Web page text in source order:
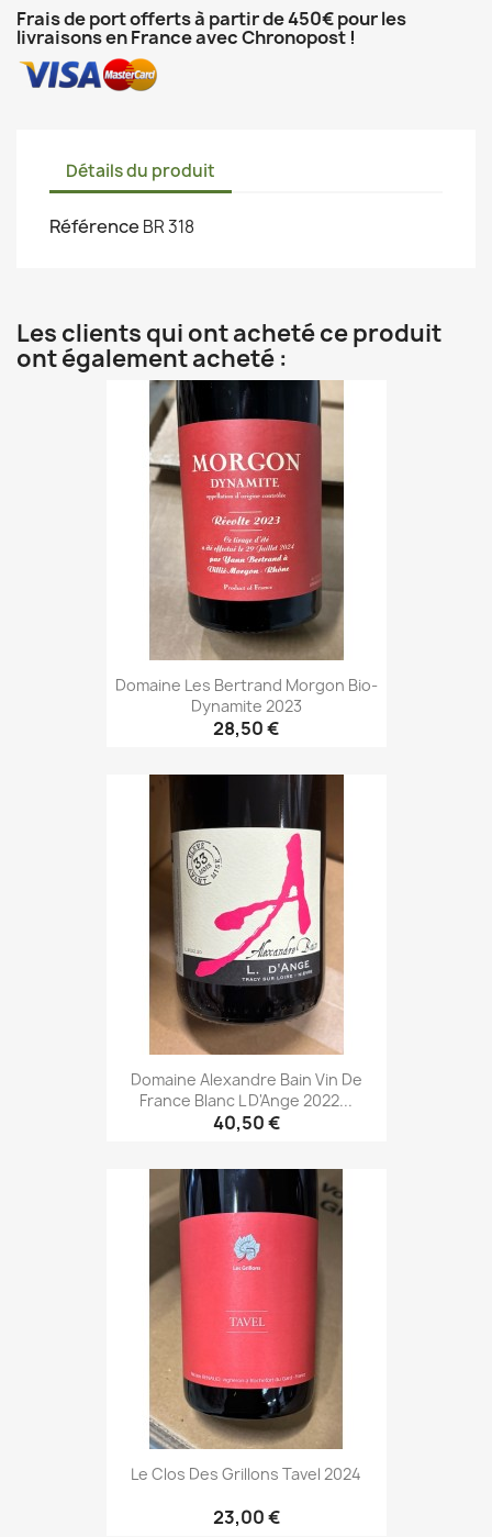
Frais de port offerts à partir de 450€ pour les
livraisons en France avec Chronopost !
Détails du produit
Référence BR 318
Les clients qui ont acheté ce produit
ont également acheté :
Domaine Les Bertrand Morgon Bio-
Dynamite 2023
28,50 €
Domaine Alexandre Bain Vin De
France Blanc L D'Ange 2022...
40,50 €
Le Clos Des Grillons Tavel 2024
23,00 €